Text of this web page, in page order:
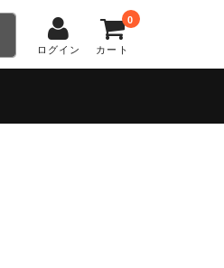
ログイン カート
0